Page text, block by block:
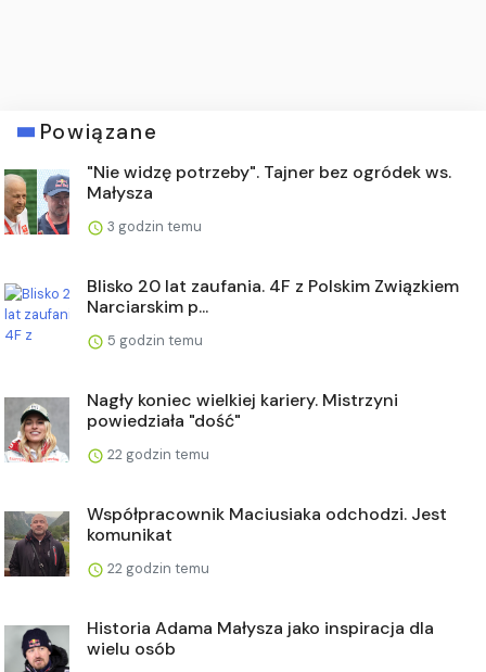
Powiązane
"Nie widzę potrzeby". Tajner bez ogródek ws.
Małysza
3 godzin temu
Blisko 20 lat zaufania. 4F z Polskim Związkiem
Narciarskim p...
5 godzin temu
Nagły koniec wielkiej kariery. Mistrzyni
powiedziała "dość"
22 godzin temu
Współpracownik Maciusiaka odchodzi. Jest
komunikat
22 godzin temu
Historia Adama Małysza jako inspiracja dla
wielu osób